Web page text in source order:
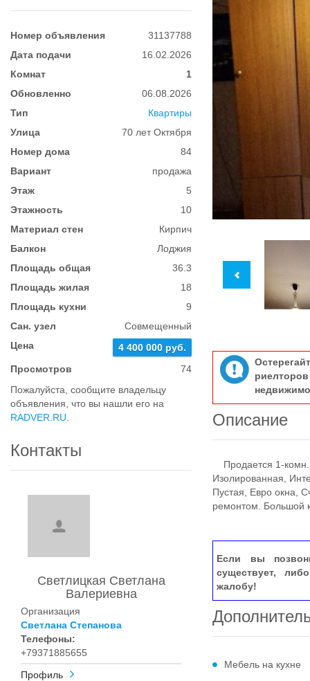
Номер объявления
31137788
Дата подачи
16.02.2026
Комнат
1
Обновленно
06.08.2026
Тип
Квартиры
Улица
70 лет Октября
Номер дома
84
Вариант
продажа
Этаж
5
Этажность
10
Материал стен
Кирпич
Балкон
Лоджия
Площадь общая
36.3
Площадь жилая
18
Площадь кухни
9
Сан. узел
Совмещенный
Цена
4 400 000 руб.
Просмотров
74
Пожалуйста, сообщите владельцу
объявления, что вы нашли его на
RADVER.RU
Контакты
Светлицкая Светлана
Валериевна
Организация
Светлана Степанова
Телефоны:
+79371885655
Профиль
Описание
Продается 1-комн.
Изолированная,
Пустая, Евро окна,
ремонтом. Большой
Если вы
существует,
жалобу!
Мебель на кухне